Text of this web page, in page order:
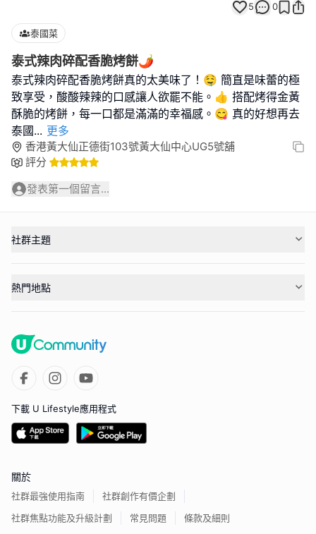
5 0
泰國菜
泰式辣肉碎配香脆烤餅🌶
泰式辣肉碎配香脆烤餅真的太美味了！🤤 簡直是味蕾的極
致享受，酸酸辣辣的口感讓人欲罷不能。👍 搭配烤得金黃
酥脆的烤餅，每一口都是滿滿的幸福感。😋 真的好想再去
泰國... 更多
香港黃大仙正德街103號黃大仙中心UG5號舖
評分
發表第一個留言...
社群主題
熱門地點
下載 U Lifestyle應用程式
關於
社群最強使用指南
社群創作有價企劃
社群焦點功能及升級計劃
常見問題 條款及細則